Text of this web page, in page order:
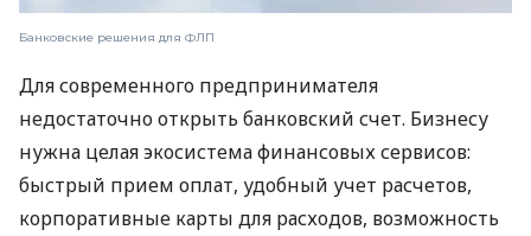
Банковские решения для ФЛП
Для современного предпринимателя
недостаточно открыть банковский счет. Бизнесу
нужна целая экосистема финансовых сервисов:
быстрый прием оплат, удобный учет расчетов,
корпоративные карты для расходов, возможность